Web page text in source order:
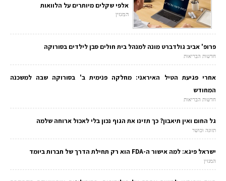
אלפי שקלים מיותרים על הלוואות
המגזין
פרופ' אביב גולדברט מונה למנהל בית חולים סבן לילדים בסורוקה
חדשות הבריאות
אחרי פגיעת הטיל האיראני: מחלקה פנימית ב' בסורוקה שבה למשכנה
המחודש
חדשות הבריאות
גל החום ואין תיאבון? כך תזינו את הגוף נכון בלי לאכול ארוחה שלמה
תזונה וכושר
ישראל פיגא: למה אישור ה-FDA הוא רק תחילת הדרך של חברות ביומד
המגזין